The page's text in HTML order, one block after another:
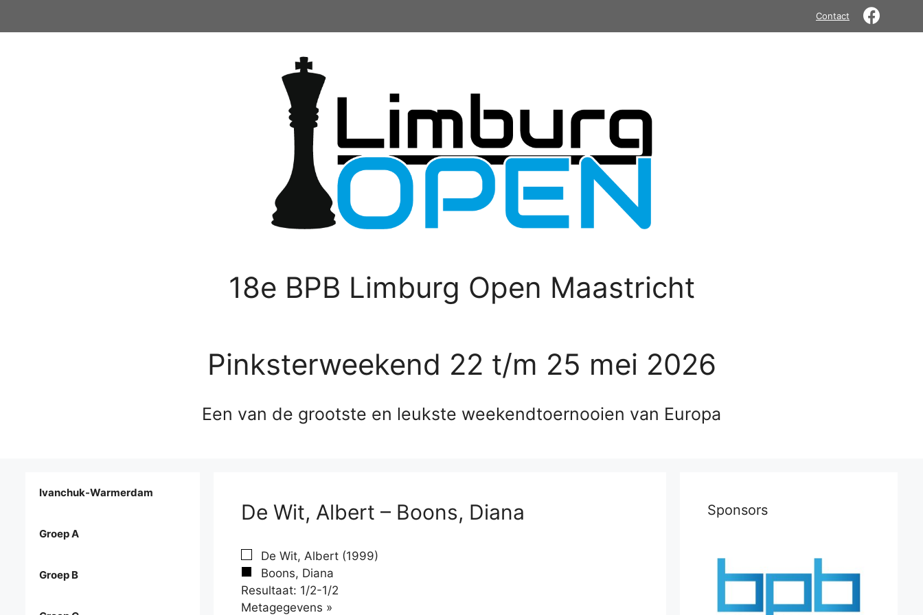
Contact
18e BPB Limburg Open Maastricht
Pinksterweekend 22 t/m 25 mei 2026
Een van de grootste en leukste weekendtoernooien van Europa
De Wit, Albert – Boons, Diana
De Wit, Albert (1999)
Boons, Diana
Resultaat: 1/2-1/2
Metagegevens »
Ivanchuk-Warmerdam
Groep A
Groep B
Sponsors